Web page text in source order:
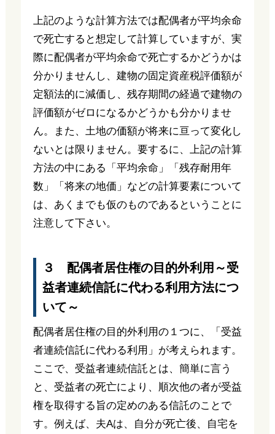
上記のような計算方法では配偶者が平均余命
で死亡すると想定して計算していますが、実
際に配偶者が平均余命で死亡するかどうかは
分かりませんし、建物の固定資産税評価額が
定額法的に減価し、残存期間の経過で建物の
評価額がゼロになるかどうかも分かりませ
ん。また、土地の価額が将来に亘って変化し
ないとは限りません。要するに、上記の計算
方法の中にある「平均余命」「残存耐用年
数」「将来の地価」などの計算要素について
は、あくまでも仮のものであるということに
注意して下さい。
３ 配偶者居住権の目的外利用～受
益者連続信託に代わる利用方法につ
いて～
配偶者居住権の目的外利用の１つに、「受益
者連続信託に代わる利用」が考えられます。
ここで、受益者連続信託とは、簡単に言う
と、受益者の死亡により、順次他の者が受益
権を取得する旨の定めのある信託のことで
す。例えば、夫Aは、自分が死亡後、自宅を